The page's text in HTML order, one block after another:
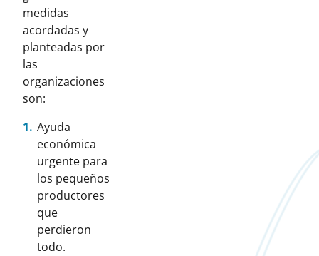
medidas
acordadas y
planteadas por
las
organizaciones
son:
Ayuda
económica
urgente para
los pequeños
productores
que
perdieron
todo.